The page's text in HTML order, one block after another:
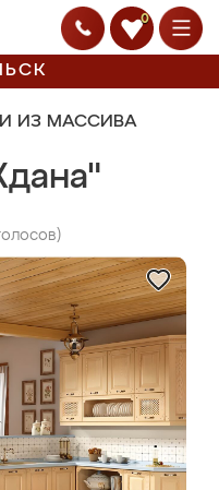
0
ИЗ МАССИВА